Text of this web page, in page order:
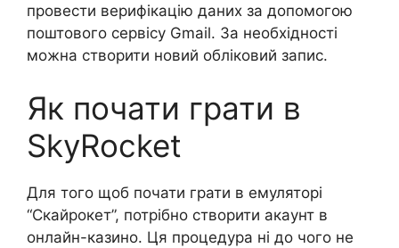
провести верифікацію даних за допомогою
поштового сервісу Gmail. За необхідності
можна створити новий обліковий запис.
Як почати грати в
SkyRocket
Для того щоб почати грати в емуляторі
“Скайрокет”, потрібно створити акаунт в
онлайн-казино. Ця процедура ні до чого не